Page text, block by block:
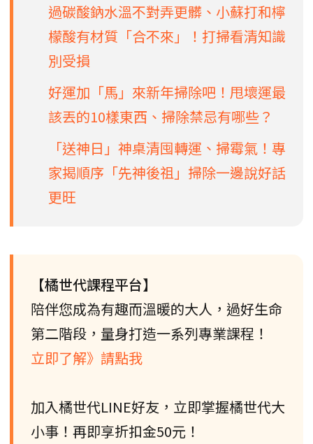
過碳酸鈉水溫不對弄更髒、小蘇打和檸
檬酸有材質「合不來」！打掃看清知識
別受損
好運加「馬」來新年掃除吧！甩壞運最
該丟的10樣東西、掃除禁忌有哪些？
「送神日」神桌清囤轉運、掃霉氣！專
家揭順序「先神後祖」掃除一邊說好話
更旺
【橘世代課程平台】
陪伴您成為有趣而溫暖的大人，過好生命
第二階段，量身打造一系列專業課程！
立即了解》請點我
加入橘世代LINE好友，立即掌握橘世代大
小事！再即享折扣金50元！